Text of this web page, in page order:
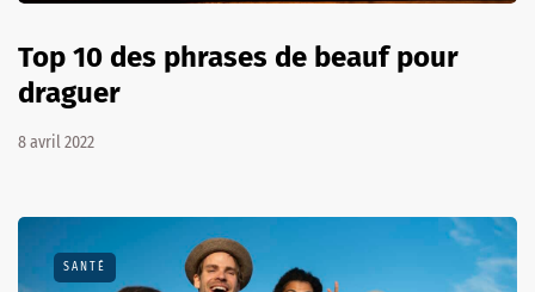
Top 10 des phrases de beauf pour
draguer
8 avril 2022
SANTÉ